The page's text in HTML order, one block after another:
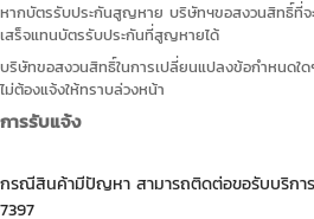
หากบัตรรับประกันสูญหาย บริษัทฯขอสงวนสิทธิ์ที่จะ
เสร็จแทนบัตรรับประกันที่สูญหายได้
บริษัทขอสงวนสิทธิ์ในการเปลี่ยนแปลงข้อกำหนดใด
ไม่ต้องแจ้งให้ทราบล่วงหน้า
การรับแจ้ง
กรณีสินค้ามีปัญหา สามารถติดต่อขอรับบริกา
7397